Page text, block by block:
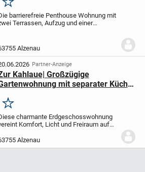
Merken
barrierefreie Penthouse Wohnung mit
Terrassen, Aufzug und einer
Alzenau
Partner-Anzeige
Kahlaue| Großzügige
mit separater Küche
Grünen
Merken
charmante Erdgeschosswohnung
Komfort, Licht und Freiraum auf
und Essbereich bietet viel Platz für
gemütliche Wohnatmosphäre und
Alzenau